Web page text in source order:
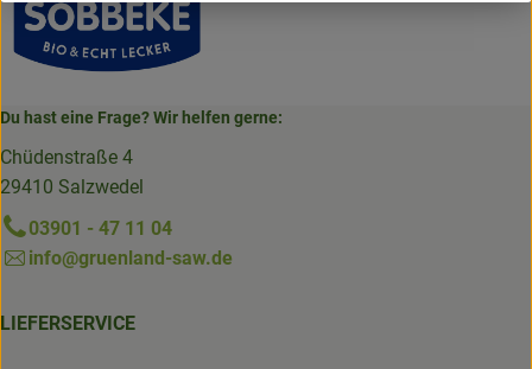
Du hast eine Frage? Wir helfen gerne:
Chüdenstraße 4
29410 Salzwedel
03901 - 47 11 04
info@gruenland-saw.de
LIEFERSERVICE